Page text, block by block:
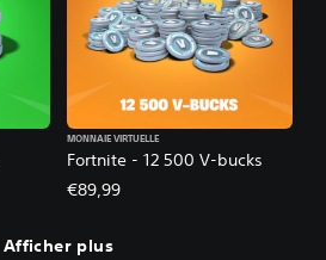
Fortnite - 12 500 V-bucks
MONNAIE VIRTUELLE
€89,99
Afficher plus